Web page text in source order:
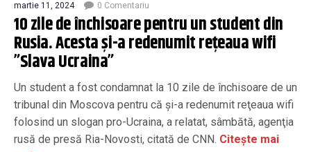
martie 11, 2024 0 Comentariu
10 zile de închisoare pentru un student din
Rusia. Acesta şi-a redenumit reţeaua wifi
”Slava Ucraina”
Un student a fost condamnat la 10 zile de închisoare de un
tribunal din Moscova pentru că şi-a redenumit reţeaua wifi
folosind un slogan pro-Ucraina, a relatat, sâmbătă, agenţia
rusă de presă Ria-Novosti, citată de CNN. Citește mai